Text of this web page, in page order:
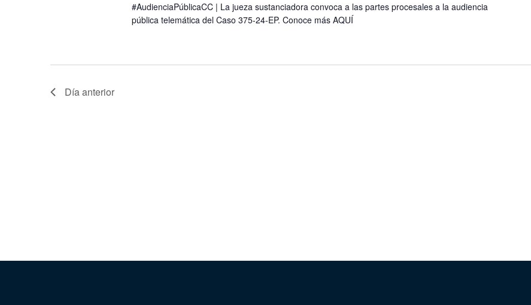
#AudienciaPúblicaCC | La jueza sustanciadora convoca a las partes procesales a la audiencia
pública telemática del Caso 375-24-EP. Conoce más AQUÍ
Día anterior